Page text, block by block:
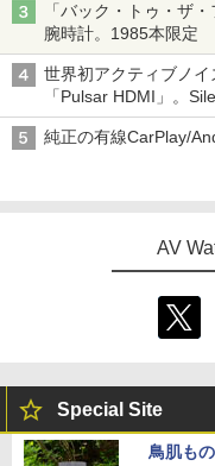
「バック・トゥ・ザ
腕時計。1985本限定
世界初アクティブノ
「Pulsar HDMI」。
純正の有線CarPlay/
AV
Special Site
鳥肌も